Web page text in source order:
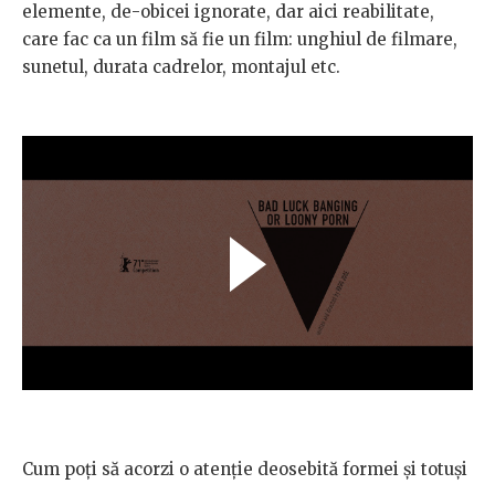
elemente, de-obicei ignorate, dar aici reabilitate,
care fac ca un film să fie un film: unghiul de filmare,
sunetul, durata cadrelor, montajul etc.
Cum poți să acorzi o atenție deosebită formei și totuși